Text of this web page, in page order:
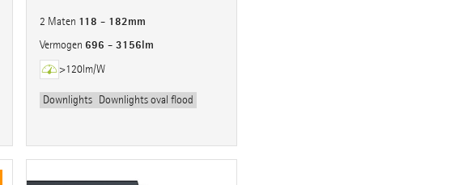
2 Maten 118 - 182mm
Vermogen 696 - 3156lm
>120lm/W
Downlights Downlights oval flood